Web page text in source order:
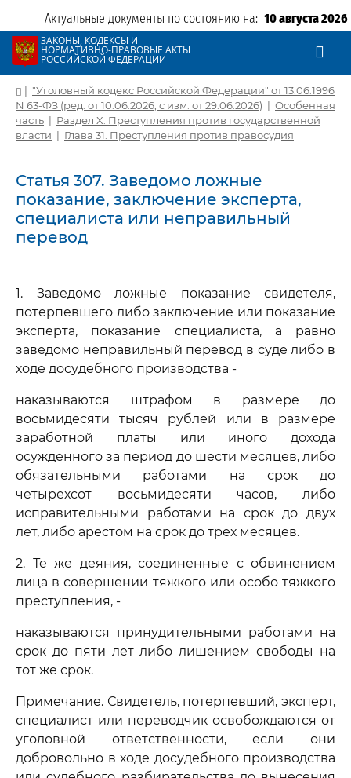
Актуальные документы по состоянию на: 10 августа 2026
ЗАКОНЫ, КОДЕКСЫ И
НОРМАТИВНО-ПРАВОВЫЕ АКТЫ
РОССИЙСКОЙ ФЕДЕРАЦИИ
| "Уголовный кодекс Российской Федерации" от 13.06.1996
N 63-ФЗ (ред. от 10.06.2026, с изм. от 29.06.2026) | Особенная
часть | Раздел X. Преступления против государственной
власти | Глава 31. Преступления против правосудия
Статья 307. Заведомо ложные
показание, заключение эксперта,
специалиста или неправильный
перевод
1. Заведомо ложные показание свидетеля,
потерпевшего либо заключение или показание
эксперта, показание специалиста, а равно
заведомо неправильный перевод в суде либо в
ходе досудебного производства -
наказываются штрафом в размере до
восьмидесяти тысяч рублей или в размере
заработной платы или иного дохода
осужденного за период до шести месяцев, либо
обязательными работами на срок до
четырехсот восьмидесяти часов, либо
исправительными работами на срок до двух
лет, либо арестом на срок до трех месяцев.
2. Те же деяния, соединенные с обвинением
лица в совершении тяжкого или особо тяжкого
преступления, -
наказываются принудительными работами на
срок до пяти лет либо лишением свободы на
тот же срок.
Примечание. Свидетель, потерпевший, эксперт,
специалист или переводчик освобождаются от
уголовной ответственности, если они
добровольно в ходе досудебного производства